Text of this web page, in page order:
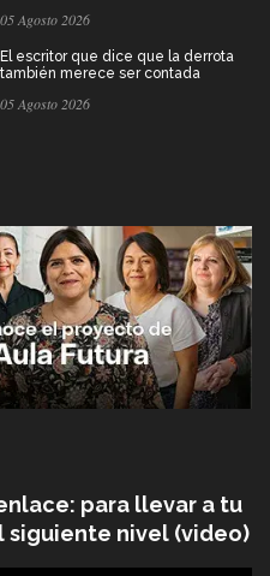
05 Agosto 2026
El escritor que dice que la derrota
también merece ser contada
05 Agosto 2026
para llevar a tu
siguiente nivel (video)